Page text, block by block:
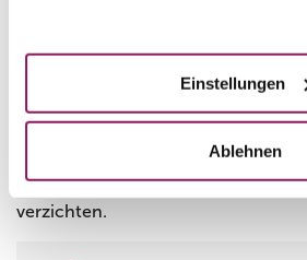
Einstellungen
Ablehnen
müssen für eine Weile vor Sonne
Kompressionstherapie für einige
sollten Sie drei Wochen lang auf
injizierten Stellen (Sauna,
verzichten.